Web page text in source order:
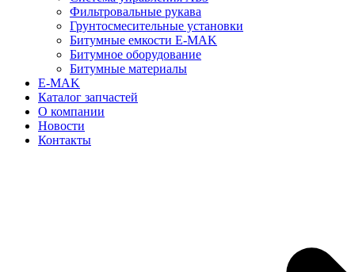
Фильтровальные рукава
Грунтосмесительные установки
Битумные емкости E-MAK
Битумное оборудование
Битумные материалы
E-MAK
Каталог запчастей
О компании
Новости
Контакты